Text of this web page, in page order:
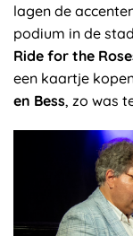
lagen de
podium in de
Ride for the
een kaartje
en Bess, zo was